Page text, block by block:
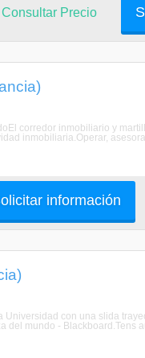
Consultar Precio
corredor inmobiliario y
inmobiliaria.Operar,
información
con una slida
del mundo - Blackboard.Tens